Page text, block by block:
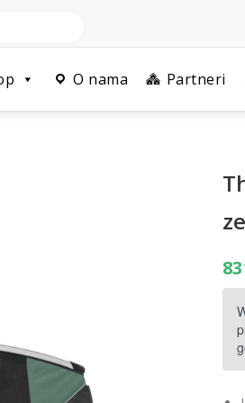
O nama Partneri